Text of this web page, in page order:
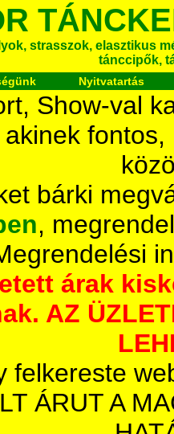
strasszok, elasztikus
tánccipők,
Nyitvatartás
Show-val
bárki
,
árak
AZ
felkereste
ÁRUT A